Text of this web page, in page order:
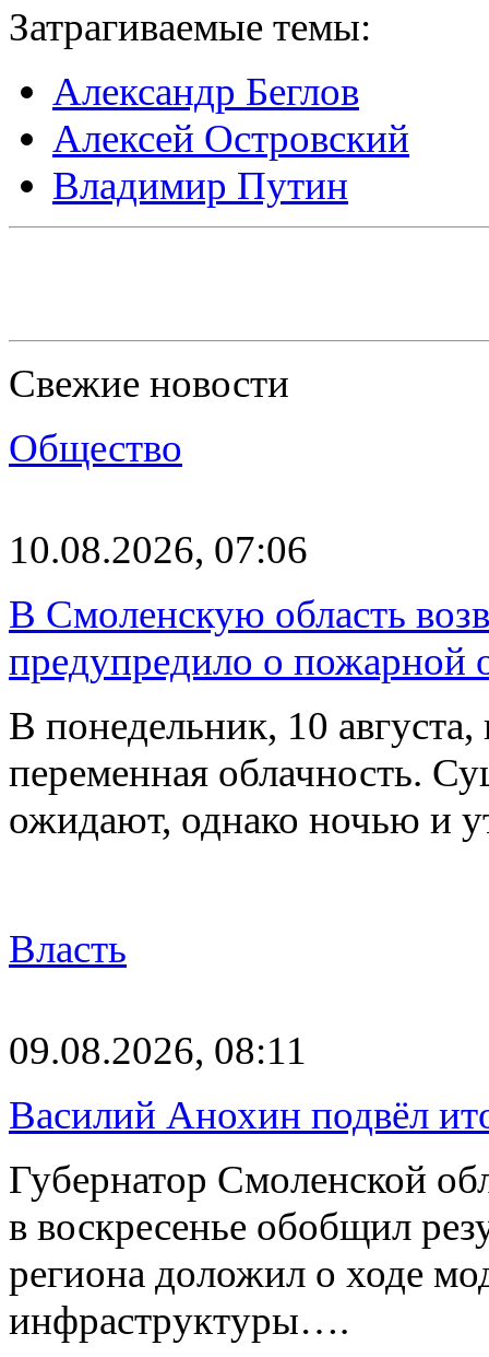
Затрагиваемые темы:
Александр Беглов
Алексей Островский
Владимир Путин
Свежие новости
Общество
10.08.2026, 07:06
В Смоленскую область
предупредило о пожарной
В понедельник, 10
переменная облачность.
ожидают, однако ночью и
Власть
09.08.2026, 08:11
Василий Анохин подвёл
Губернатор Смоленской
в воскресенье обобщил
региона доложил о ходе
инфраструктуры….